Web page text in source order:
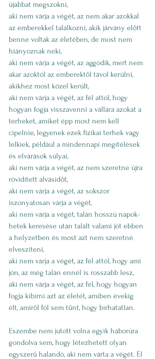
újabbat megszokni,
aki nem várja a végét, az nem akar azokkal
az emberekkel találkozni, akik járvány előtt
benne voltak az életében, de most nem
hiányoznak neki,
aki nem várja a végét, az aggódik, mert nem
akar azoktól az emberektől távol kerülni,
akikhez most közel került,
aki nem várja a végét, az fél attól, hogy
hogyan fogja visszavenni a vállára azokat a
terheket, amiket épp most nem kell
cipelnie, legyenek ezek fizikai terhek vagy
lelkiek, például a mindennapi megítélések
és elvárások súlyai,
aki nem várja a végét, az nem szeretne újra
rövidített alvásidőt,
aki nem várja a végét, az sokszor
iszonyatosan várja a végét,
aki nem várja a végét, talán hosszú napok-
hetek keresése után talált valami jót ebben
a helyzetben és most azt nem szeretné
elveszíteni,
aki nem várja a végét, az fél attól, hogy ami
jön, az még talán ennél is rosszabb lesz,
aki nem várja a végét, az fél, hogy hogyan
fogja kibírni azt az életét, amiben évekig
élt, amiről föl sem tűnt, hogy bírhatatlan.
Eszembe nem jutott volna egyik háborúra
gondolva sem, hogy létezhetett olyan
egyszerű halandó, aki nem várta a végét. El